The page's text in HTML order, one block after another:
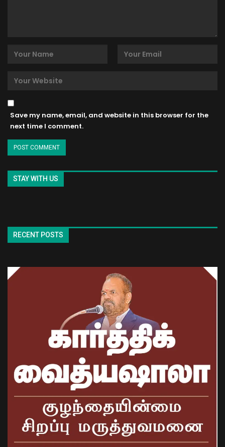
Save my name, email, and website in this browser for the
next time I comment.
STAY WITH US
RECENT POSTS